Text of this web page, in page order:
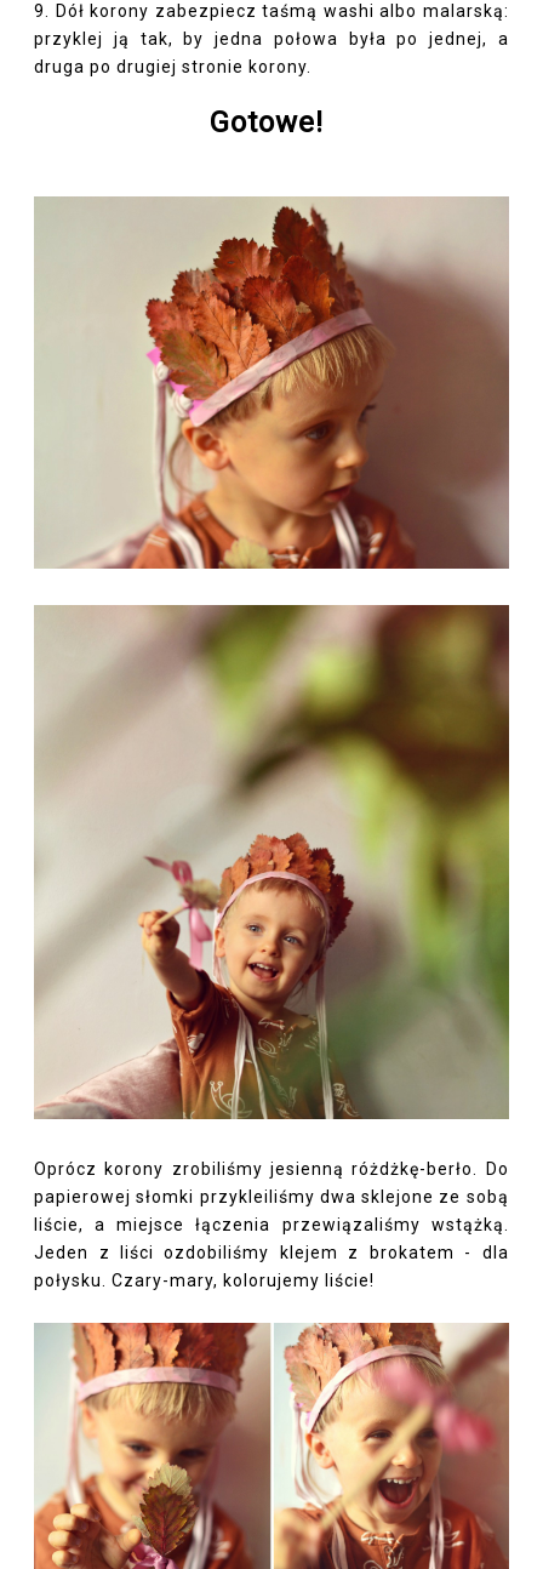
9. Dół korony zabezpiecz taśmą washi albo malarską:
przyklej ją tak, by jedna połowa była po jednej, a
druga po drugiej stronie korony.
Gotowe!
Oprócz korony zrobiliśmy jesienną różdżkę-berło. Do
papierowej słomki przykleiliśmy dwa sklejone ze sobą
liście, a miejsce łączenia przewiązaliśmy wstążką.
Jeden z liści ozdobiliśmy klejem z brokatem - dla
połysku. Czary-mary, kolorujemy liście!